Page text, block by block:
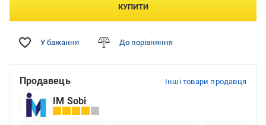
КУПИТИ
У бажання До порівняння
Продавець Інші товари продавця
ІМ Sobi